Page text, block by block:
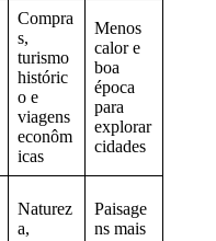
Compra
s,
turismo
históric
o e
viagens
econôm
icas
Menos
calor e
boa
época
para
explorar
cidades
Naturez
a,
Paisage
ns mais